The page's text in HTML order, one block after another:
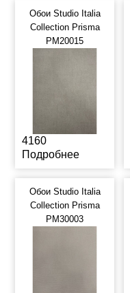
Обои Studio Italia
Collection Prisma
PM20015
4160
Подробнее
Обои Studio Italia
Collection Prisma
PM30003